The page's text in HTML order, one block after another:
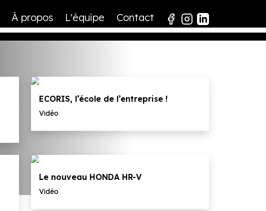
À propos L'équipe Contact
ECORIS, l’école de l’entreprise !
Vidéo
Le nouveau HONDA HR-V
Vidéo